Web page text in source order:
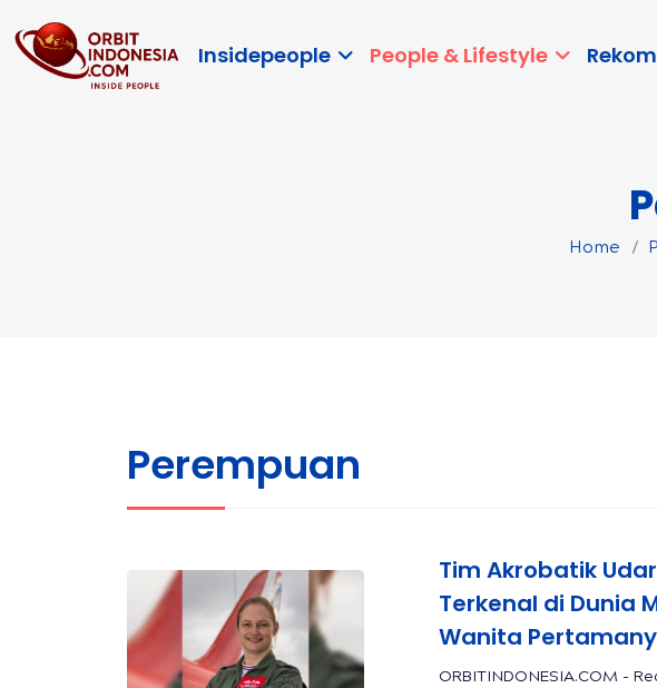
Insidepeople People & Lifestyle
Home
Perempuan
Tim Akrobatik
Terkenal di Dunia
Wanita
ORBITINDONESIA.COM -